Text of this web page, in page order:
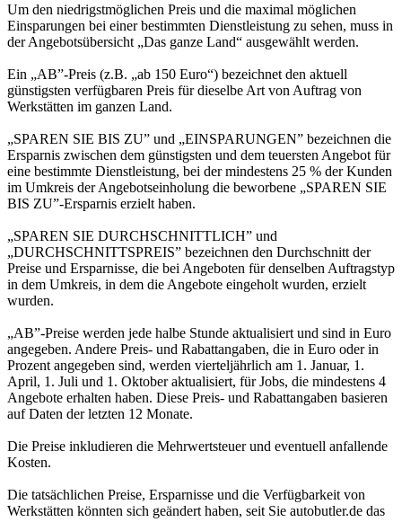
Um den niedrigstmöglichen Preis und die maximal möglichen
Einsparungen bei einer bestimmten Dienstleistung zu sehen, muss in
der Angebotsübersicht „Das ganze Land“ ausgewählt werden.
Ein „AB”-Preis (z.B. „ab 150 Euro“) bezeichnet den aktuell
günstigsten verfügbaren Preis für dieselbe Art von Auftrag von
Werkstätten im ganzen Land.
„SPAREN SIE BIS ZU” und „EINSPARUNGEN” bezeichnen die
Ersparnis zwischen dem günstigsten und dem teuersten Angebot für
eine bestimmte Dienstleistung, bei der mindestens 25 % der Kunden
im Umkreis der Angebotseinholung die beworbene „SPAREN SIE
BIS ZU”-Ersparnis erzielt haben.
„SPAREN SIE DURCHSCHNITTLICH” und
„DURCHSCHNITTSPREIS” bezeichnen den Durchschnitt der
Preise und Ersparnisse, die bei Angeboten für denselben Auftragstyp
in dem Umkreis, in dem die Angebote eingeholt wurden, erzielt
wurden.
„AB”-Preise werden jede halbe Stunde aktualisiert und sind in Euro
angegeben. Andere Preis- und Rabattangaben, die in Euro oder in
Prozent angegeben sind, werden vierteljährlich am 1. Januar, 1.
April, 1. Juli und 1. Oktober aktualisiert, für Jobs, die mindestens 4
Angebote erhalten haben. Diese Preis- und Rabattangaben basieren
auf Daten der letzten 12 Monate.
Die Preise inkludieren die Mehrwertsteuer und eventuell anfallende
Kosten.
Die tatsächlichen Preise, Ersparnisse und die Verfügbarkeit von
Werkstätten könnten sich geändert haben, seit Sie autobutler.de das